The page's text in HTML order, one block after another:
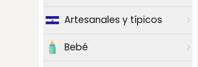
Artesanales y típicos
Bebé